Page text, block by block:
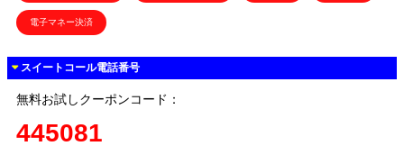
電子マネー決済
スイートコール電話番号
無料お試しクーポンコード：
445081